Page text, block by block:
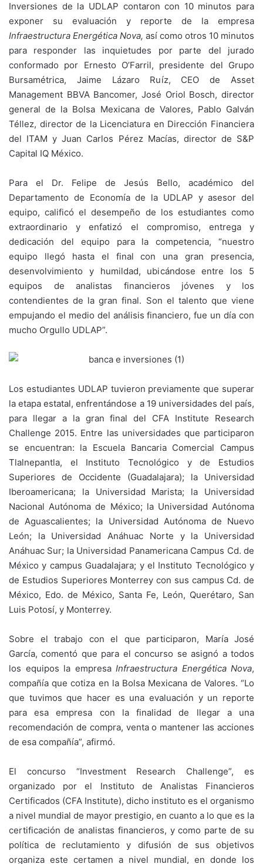
Inversiones de la UDLAP contaron con 10 minutos para
exponer su evaluación y reporte de la empresa
Infraestructura Energética Nova, así como otros 10 minutos
para responder las inquietudes por parte del jurado
conformado por Ernesto O’Farril, presidente del Grupo
Bursamétrica, Jaime Lázaro Ruíz, CEO de Asset
Management BBVA Bancomer, José Oriol Bosch, director
general de la Bolsa Mexicana de Valores, Pablo Galván
Téllez, director de la Licenciatura en Dirección Financiera
del ITAM y Juan Carlos Pérez Macías, director de S&P
Capital IQ México.
Para el Dr. Felipe de Jesús Bello, académico del
Departamento de Economía de la UDLAP y asesor del
equipo, calificó el desempeño de los estudiantes como
extraordinario y enfatizó el compromiso, entrega y
dedicación del equipo para la competencia, “nuestro
equipo llegó hasta el final con una gran presencia,
desenvolvimiento y humildad, ubicándose entre los 5
equipos de analistas financieros jóvenes y los
contendientes de la gran final. Son el talento que viene
empujando el medio del análisis financiero, fue un día con
mucho Orgullo UDLAP”.
Los estudiantes UDLAP tuvieron previamente que superar
la etapa estatal, enfrentándose a 19 universidades del país,
para llegar a la gran final del CFA Institute Research
Challenge 2015. Entre las universidades que participaron
se encuentran: la Escuela Bancaria Comercial Campus
Tlalnepantla, el Instituto Tecnológico y de Estudios
Superiores de Occidente (Guadalajara); la Universidad
Iberoamericana; la Universidad Marista; la Universidad
Nacional Autónoma de México; la Universidad Autónoma
de Aguascalientes; la Universidad Autónoma de Nuevo
León; la Universidad Anáhuac Norte y la Universidad
Anáhuac Sur; la Universidad Panamericana Campus Cd. de
México y campus Guadalajara; y el Instituto Tecnológico y
de Estudios Superiores Monterrey con sus campus Cd. de
México, Edo. de México, Santa Fe, León, Querétaro, San
Luis Potosí, y Monterrey.
Sobre el trabajo con el que participaron, María José
García, comentó que para el concurso se asignó a todos
los equipos la empresa Infraestructura Energética Nova,
compañía que cotiza en la Bolsa Mexicana de Valores. “Lo
que tuvimos que hacer es una evaluación y un reporte
para esa empresa con la finalidad de llegar a una
recomendación de compra, venta o mantener las acciones
de esa compañía”, afirmó.
El concurso “Investment Research Challenge”, es
organizado por el Instituto de Analistas Financieros
Certificados (CFA Institute), dicho instituto es el organismo
a nivel mundial de mayor prestigio, en cuanto a lo que es la
certificación de analistas financieros, y como parte de su
política de reclutamiento y difusión de sus objetivos
organiza este certamen a nivel mundial, en donde los